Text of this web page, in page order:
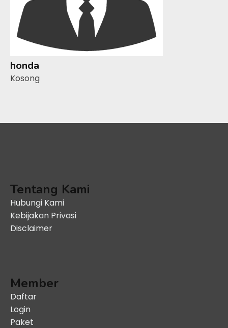
honda
Kosong
Tentang Kami
Hubungi Kami
Kebijakan Privasi
Disclaimer
Member
Daftar
Login
Paket